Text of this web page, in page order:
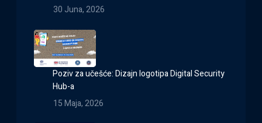
30 Juna, 2026
Poziv za učešće: Dizajn logotipa Digital Security
Hub-a
15 Maja, 2026